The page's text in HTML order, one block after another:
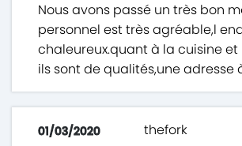
Nous avons passé un très bon
personnel est très agréable,l
chaleureux.quant à la cuisine et
ils sont de qualités,une adresse
01/03/2020 thefork